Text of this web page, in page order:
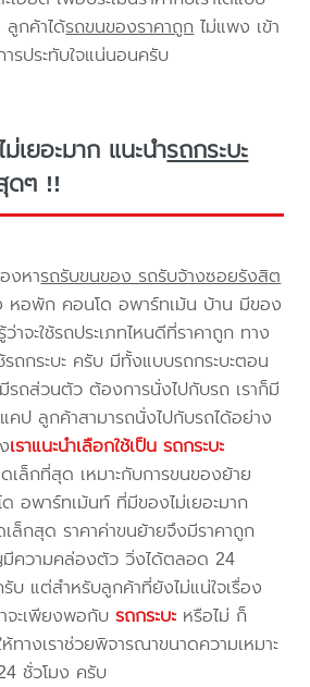
กค้าได้รถขนของราคาถูกไม่แพง เข้า
รประทับใจแน่นอนครับ
เยอะมาก แนะนำรถกระบะ
ดๆ !!
งหารถรับขนของ รถรับจ้างซอยรังสิต
หอพัก คอนโด อพาร์ทเม้น บ้าน มีของ
ว่าจะใช้รถประเภทไหนดีที่ราคาถูก ทาง
รถกระบะ ครับ มีทั้งแบบรถกระบะตอน
รถส่วนตัว ต้องการนั่งไปกับรถ เราก็มี
แคป ลูกค้าสามารถนั่งไปกับรถได้อย่าง
เราแนะนำเลือกใช้เป็น รถกระบะ
เล็กที่สุด เหมาะกับการขนของย้าย
พาร์ทเม้นท์ ที่มีของไม่เยอะมาก
ล็กสุด ราคาค่าขนย้ายจึงมีราคาถูก
ความคล่องตัว วิ่งได้ตลอด 24
บ แต่สำหรับลูกค้าที่ยังไม่แน่ใจเรื่อง
จะเพียงพอกับรถกระบะ หรือไม่ ก็
ทางเราช่วยพิจารณาขนาดความเหมาะ
ชั่วโมง ครับ